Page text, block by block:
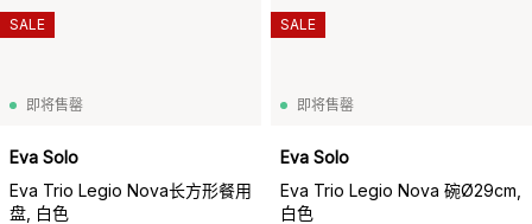
即将售罄
Eva Solo
Eva Trio Legio Nova长方形餐用
盘, 白色
SALE
即将售罄
Eva Solo
Eva Trio Legio Nova 碗Ø29cm,
白色
SALE